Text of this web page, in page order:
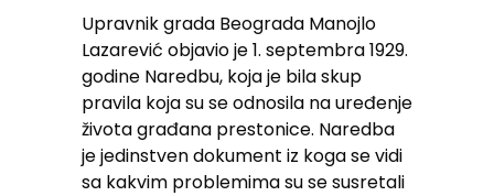
Upravnik grada Beograda Manojlo
Lazarević objavio je 1. septembra 1929.
godine Naredbu, koja je bila skup
pravila koja su se odnosila na uređenje
života građana prestonice. Naredba
je jedinstven dokument iz koga se vidi
sa kakvim problemima su se susretali